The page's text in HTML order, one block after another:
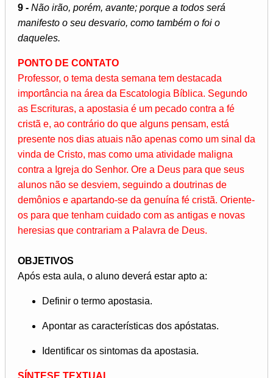
9 - Não irão, porém, avante; porque a todos será
manifesto o seu desvario, como também o foi o
daqueles.
PONTO DE CONTATO
Professor, o tema desta semana tem destacada
importância na área da Escatologia Bíblica. Segundo
as Escrituras, a apostasia é um pecado contra a fé
cristã e, ao contrário do que alguns pensam, está
presente nos dias atuais não apenas como um sinal da
vinda de Cristo, mas como uma atividade maligna
contra a Igreja do Senhor. Ore a Deus para que seus
alunos não se desviem, seguindo a doutrinas de
demônios e apartando-se da genuína fé cristã. Oriente-
os para que tenham cuidado com as antigas e novas
heresias que contrariam a Palavra de Deus.
OBJETIVOS
Após esta aula, o aluno deverá estar apto a:
Definir o termo apostasia.
Apontar as características dos apóstatas.
Identificar os sintomas da apostasia.
SÍNTESE TEXTUAL